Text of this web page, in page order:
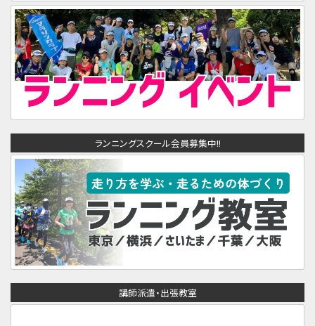
ランニングスクール会員募集中!!
講師派遣・出張教室